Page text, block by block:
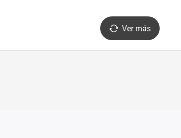
Ver más